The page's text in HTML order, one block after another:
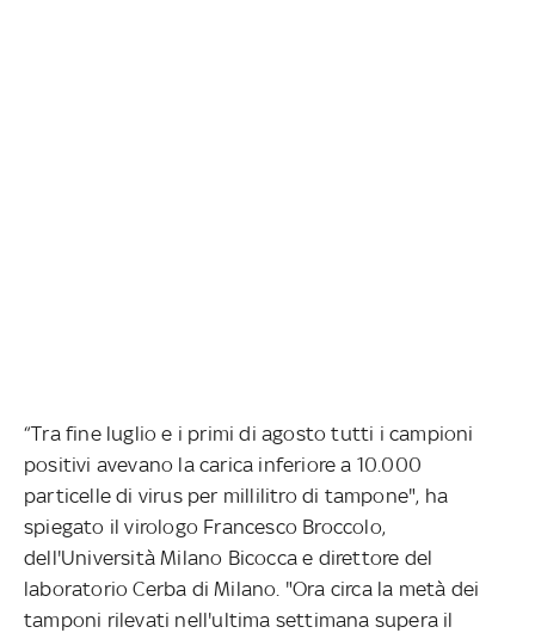
“Tra fine luglio e i primi di agosto tutti i campioni
positivi avevano la carica inferiore a 10.000
particelle di virus per millilitro di tampone", ha
spiegato il virologo Francesco Broccolo,
dell'Università Milano Bicocca e direttore del
laboratorio Cerba di Milano. "Ora circa la metà dei
tamponi rilevati nell'ultima settimana supera il